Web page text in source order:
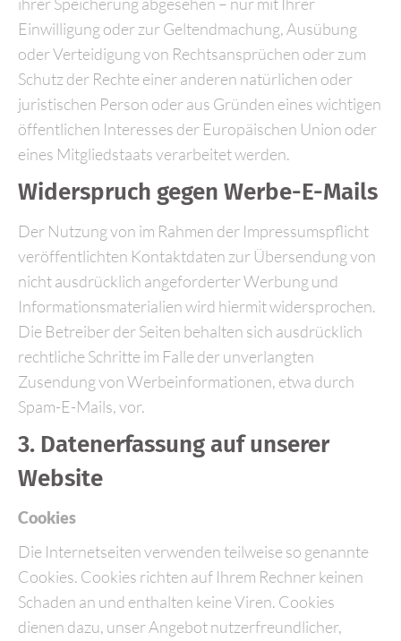
Einwilligung oder zur Geltendmachung, Ausübung
oder Verteidigung von Rechtsansprüchen oder zum
Schutz der Rechte einer anderen natürlichen oder
juristischen Person oder aus Gründen eines wichtigen
öffentlichen Interesses der Europäischen Union oder
eines Mitgliedstaats verarbeitet werden.
Widerspruch gegen Werbe-E-Mails
Der Nutzung von im Rahmen der Impressumspflicht
veröffentlichten Kontaktdaten zur Übersendung von
nicht ausdrücklich angeforderter Werbung und
Informationsmaterialien wird hiermit widersprochen.
Die Betreiber der Seiten behalten sich ausdrücklich
rechtliche Schritte im Falle der unverlangten
Zusendung von Werbeinformationen, etwa durch
Spam-E-Mails, vor.
3. Datenerfassung auf unserer
Website
Cookies
Die Internetseiten verwenden teilweise so genannte
Cookies. Cookies richten auf Ihrem Rechner keinen
Schaden an und enthalten keine Viren. Cookies
dienen dazu, unser Angebot nutzerfreundlicher,